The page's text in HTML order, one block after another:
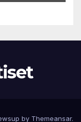
by Themeansar.